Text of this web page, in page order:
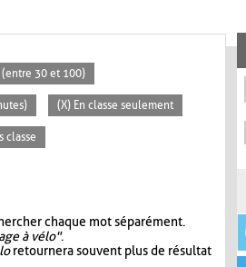
30 et 100)
(X) En classe seulement
classe
chaque mot séparément.
à vélo".
retournera souvent plus de résultat